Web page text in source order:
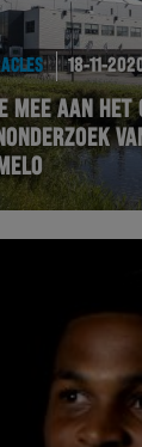
18-11-
MEE AAN HET